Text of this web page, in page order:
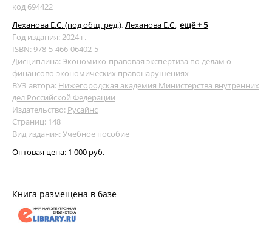
код 694422
Леханова Е.С. (под общ. ред.), Леханова Е.С., ещё + 5
Год издания: 2024 г.
ISBN: 978-5-466-06402-5
Дисциплина:Экономико-правовая экспертиза по делам о
финансово-экономических правонарушениях
ВУЗ автора: Нижегородская академия Министерства внутренних
дел Российской Федерации
Издательство: Русайнс
Страниц: 148
Вид издания: Учебное пособие
Оптовая цена: 1 000 руб.
Книга размещена в базе